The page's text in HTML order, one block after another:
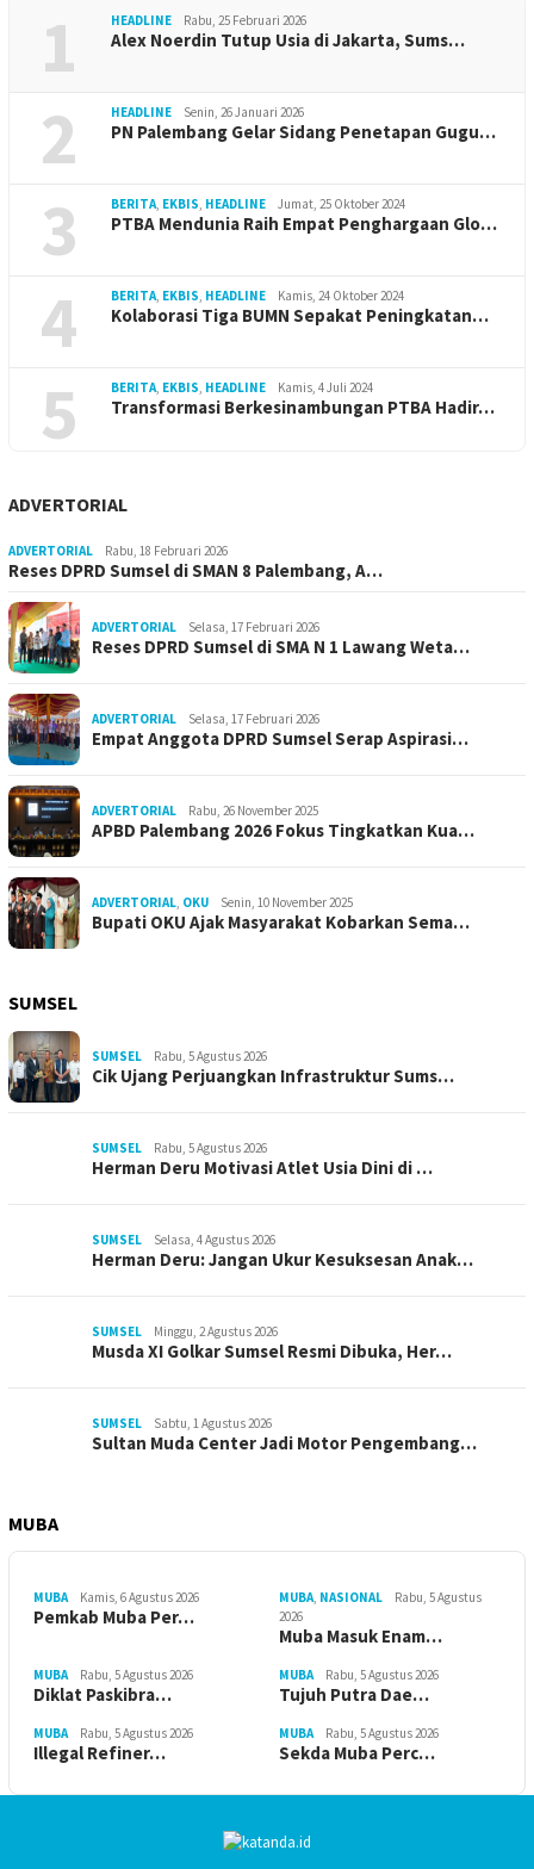
1 HEADLINE Rabu, 25 Februari 2026
Alex Noerdin Tutup Usia di Jakarta, Sums…
2 HEADLINE Senin, 26 Januari 2026
PN Palembang Gelar Sidang Penetapan Gugu…
3 BERITA, EKBIS, HEADLINE Jumat, 25 Oktober 2024
PTBA Mendunia Raih Empat Penghargaan Glo…
4 BERITA, EKBIS, HEADLINE Kamis, 24 Oktober 2024
Kolaborasi Tiga BUMN Sepakat Peningkatan…
5 BERITA, EKBIS, HEADLINE Kamis, 4 Juli 2024
Transformasi Berkesinambungan PTBA Hadir…
ADVERTORIAL
ADVERTORIAL Rabu, 18 Februari 2026
Reses DPRD Sumsel di SMAN 8 Palembang, A…
ADVERTORIAL Selasa, 17 Februari 2026
Reses DPRD Sumsel di SMA N 1 Lawang Weta…
ADVERTORIAL Selasa, 17 Februari 2026
Empat Anggota DPRD Sumsel Serap Aspirasi…
ADVERTORIAL Rabu, 26 November 2025
APBD Palembang 2026 Fokus Tingkatkan Kua…
ADVERTORIAL, OKU Senin, 10 November 2025
Bupati OKU Ajak Masyarakat Kobarkan Sema…
SUMSEL
SUMSEL Rabu, 5 Agustus 2026
Cik Ujang Perjuangkan Infrastruktur Sums…
SUMSEL Rabu, 5 Agustus 2026
Herman Deru Motivasi Atlet Usia Dini di …
SUMSEL Selasa, 4 Agustus 2026
Herman Deru: Jangan Ukur Kesuksesan Anak…
SUMSEL Minggu, 2 Agustus 2026
Musda XI Golkar Sumsel Resmi Dibuka, Her…
SUMSEL Sabtu, 1 Agustus 2026
Sultan Muda Center Jadi Motor Pengembang…
MUBA
MUBA Kamis, 6 Agustus 2026
Pemkab Muba Per…
MUBA, NASIONAL
Rabu, 5 Agustus
2026
Muba Masuk Enam…
MUBA Rabu, 5 Agustus 2026
Diklat Paskibra…
MUBA Rabu, 5 Agustus 2026
Tujuh Putra Dae…
MUBA Rabu, 5 Agustus 2026
Illegal Refiner…
MUBA Rabu, 5 Agustus 2026
Sekda Muba Perc…